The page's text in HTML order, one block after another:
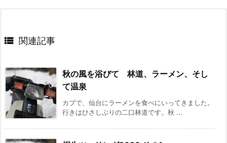
 関連記事
秋の風を浴びて 林道、ラーメン、そし
て温泉
カブで、仙台にラーメンを食べにいってきました。
行きはひさしぶりの二口林道です。秋 ...